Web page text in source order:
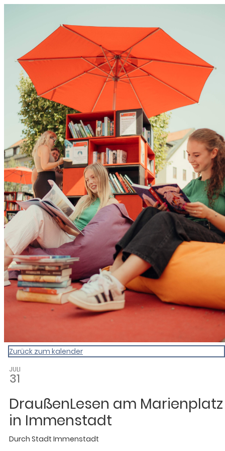
0831 - das Kemptener
Zurück zum kalender
JULI
31
DraußenLesen am Marienplatz
in Immenstadt
Durch Stadt Immenstadt